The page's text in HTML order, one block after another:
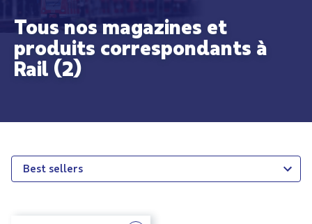
Tous nos magazines et
produits correspondants à
Rail (2)
Best sellers